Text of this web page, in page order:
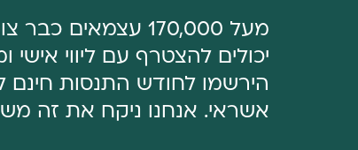
מעל 170,000
יכולים להצטרף עם ליווי
הירשמו לחודש התנסות חינם
אשראי. אנחנו ניקח את זה